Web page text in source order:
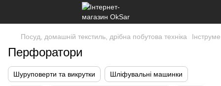
Посуд, домашній текстиль, дрібна побутова техніка
Перфоратори
Шуруповерти та викрутки Шліфувальні машинки